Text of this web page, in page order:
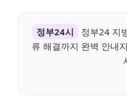
정부24시
정부24 지
류 해결까지 완벽 안내